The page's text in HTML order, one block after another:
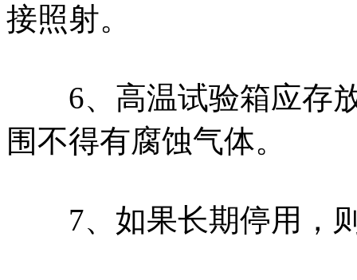
接照射。
6、高温试验箱应存放
围不得有腐蚀气体。
7、如果长期停用，则